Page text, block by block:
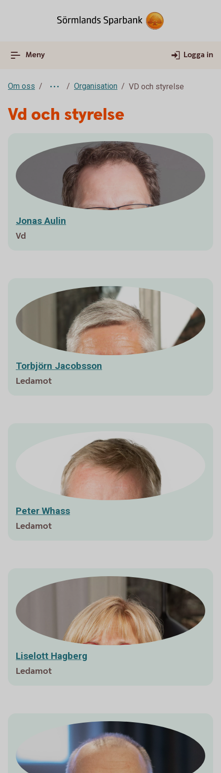
Meny Logga in
Om oss Organisation VD och styrelse
Vd och styrelse
Jonas Aulin
Vd
Torbjörn Jacobsson
Ledamot
Peter Whass
Ledamot
Liselott Hagberg
Ledamot